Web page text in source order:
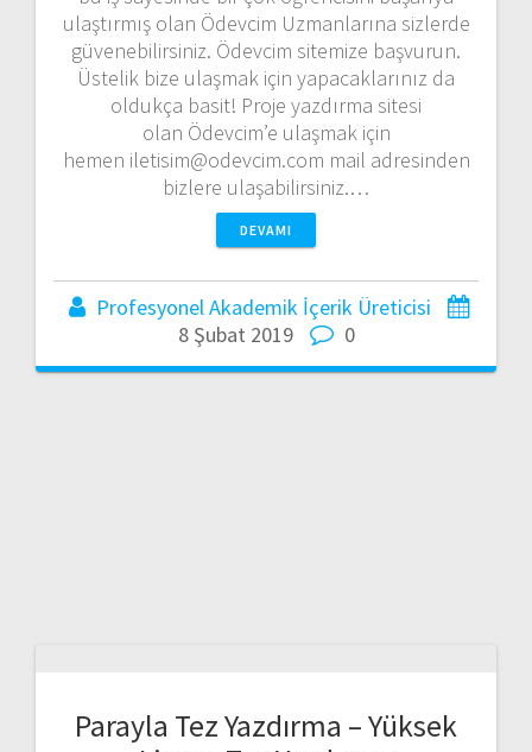
ulaştırmış olan Ödevcim Uzmanlarına sizlerde
güvenebilirsiniz. Ödevcim sitemize başvurun.
Üstelik bize ulaşmak için yapacaklarınız da
oldukça basit! Proje yazdırma sitesi
olan Ödevcim’e ulaşmak için
hemen iletisim@odevcim.com mail adresinden
bizlere ulaşabilirsiniz.…
DEVAMI
Profesyonel Akademik İçerik Üreticisi
8 Şubat 2019
0
Parayla Tez Yazdırma – Yüksek